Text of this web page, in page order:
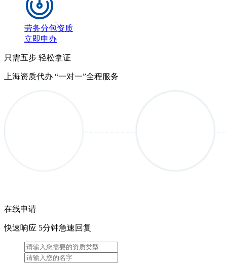
劳务分包资质
立即申办
只需五步 轻松拿证
上海资质代办 “一对一”全程服务
在线申请
快速响应 5分钟急速回复